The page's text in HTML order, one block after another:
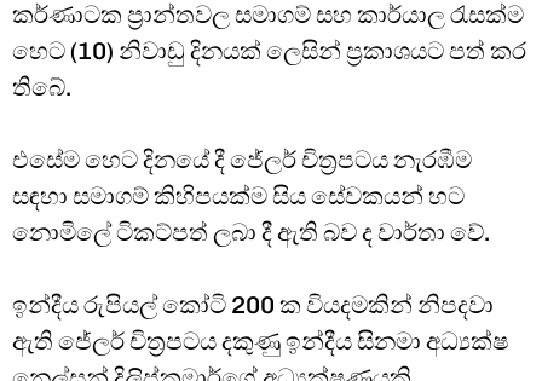
කර්ණාටක ප්‍රාන්තවල සමාගම් සහ කාර්යාල රැසක්ම
හෙට (10) නිවාඩු දිනයක් ලෙසින් ප්‍රකාශයට පත් කර
තිබේ.
එසේම හෙට දිනයේ දී ජේලර් චිත්‍රපටය නැරඹීම
සඳහා සමාගම් කිහිපයක්ම සිය සේවකයන් හට
නොමිලේ ටිකට්පත් ලබා දී ඇති බව ද වාර්තා වේ.
ඉන්දීය රුපියල් කෝටි 200 ක වියදමකින් නිපදවා
ඇති ජේලර් චිත්‍රපටය දකුණු ඉන්දීය සිනමා අධ්‍යක්ෂ